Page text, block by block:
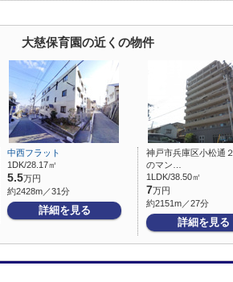
大慈保育園の近くの物件
中西フラット
1DK/28.17㎡
5.5万円
約2428m／31分
詳細を見る
神戸市兵庫区小松通
のマン…
1LDK/38.50㎡
7万円
約2151m／27分
詳細を見る